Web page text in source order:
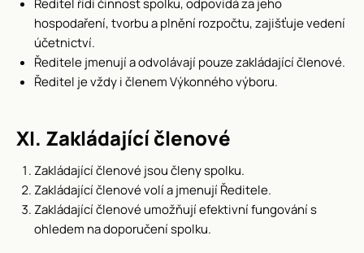
Ředitel řídí činnost spolku, odpovídá za jeho
hospodaření, tvorbu a plnění rozpočtu, zajišťuje vedení
účetnictví.
Ředitele jmenují a odvolávají pouze zakládající členové.
Ředitel je vždy i členem Výkonného výboru.
XI. Zakládající členové
Zakládající členové jsou členy spolku.
Zakládající členové volí a jmenují Ředitele.
Zakládající členové umožňují efektivní fungování s
ohledem na doporučení spolku.